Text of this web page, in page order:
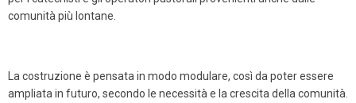
comunità più lontane.
La costruzione è pensata in modo modulare, così da poter essere
ampliata in futuro, secondo le necessità e la crescita della comunità.